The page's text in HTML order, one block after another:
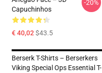
Capuchinhos
€ 40,02$43.5
-20%
Berserk T-Shirts – Berserkers
Viking Special Ops Essential T-